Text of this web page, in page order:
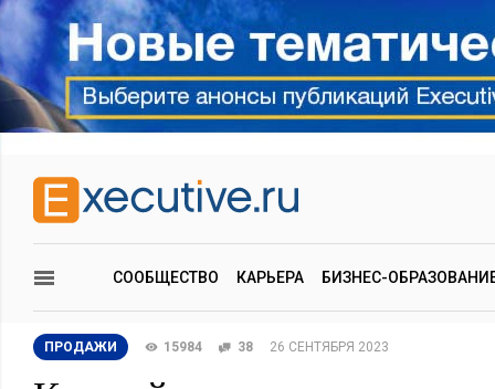
СООБЩЕСТВО КАРЬЕРА БИЗНЕС-
ПРОДАЖИ 15984 38 26 СЕНТЯБРЯ 2023